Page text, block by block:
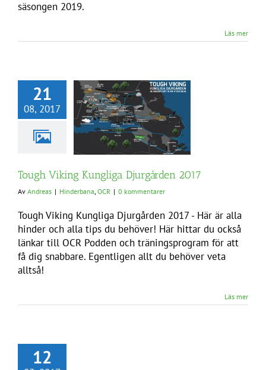
säsongen 2019.
Läs mer
21
08, 2017
Tough Viking Kungliga Djurgården 2017
Av Andreas | Hinderbana OCR | 0 kommentarer
Tough Viking Kungliga Djurgården 2017 - Här är alla
hinder och alla tips du behöver! Här hittar du också
länkar till OCR Podden och träningsprogram för att
få dig snabbare. Egentligen allt du behöver veta
alltså!
Läs mer
12